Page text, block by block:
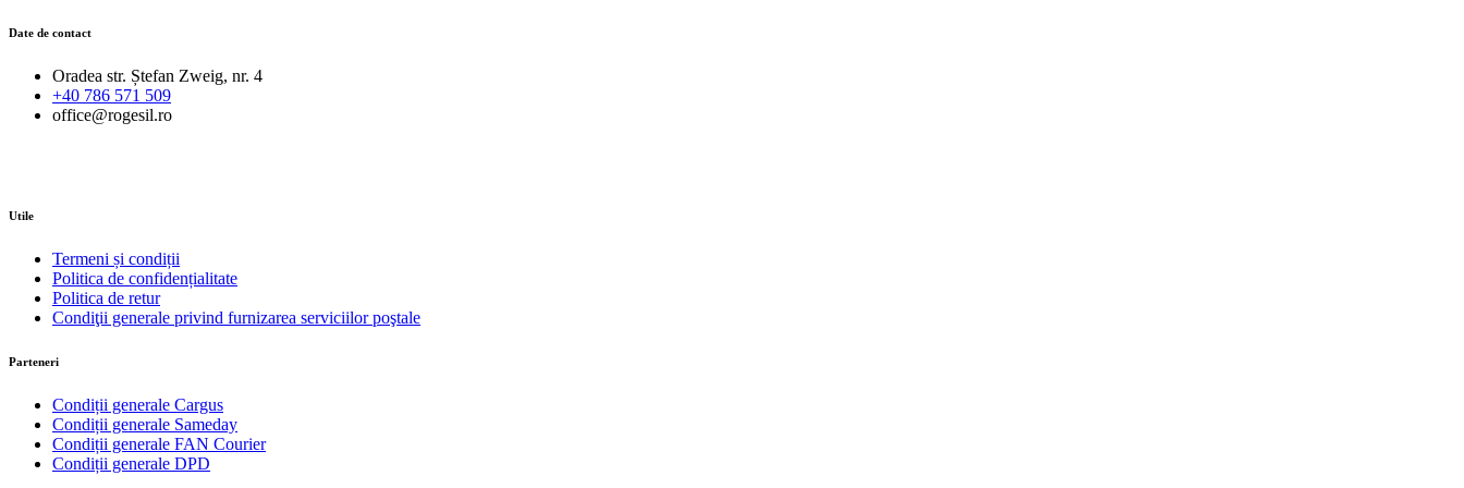
Date de contact
Oradea str. Ștefan Zweig, nr. 4
+40 786 571 509
office@rogesil.ro
Utile
Termeni și condiții
Politica de confidențialitate
Politica de retur
Condiţii generale privind furnizarea serviciilor poştale
Parteneri
Condiții generale Cargus
Condiții generale Sameday
Condiții generale FAN Courier
Condiții generale DPD